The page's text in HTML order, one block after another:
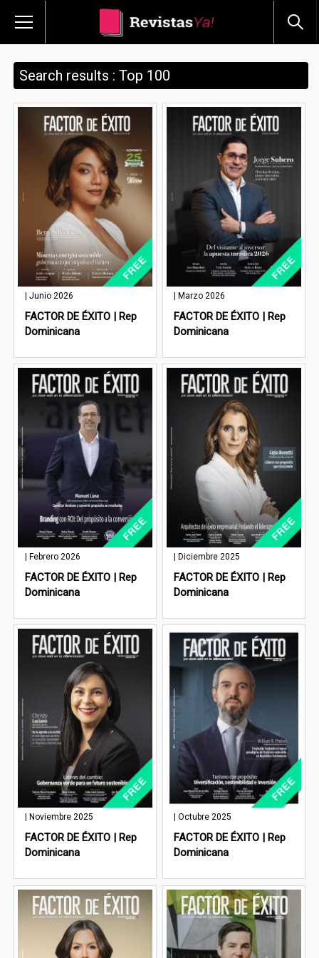
Search results : Top 100
| Junio 2026
FACTOR DE ÉXITO | Rep
Dominicana
| Marzo 2026
FACTOR DE ÉXITO | Rep
Dominicana
| Febrero 2026
FACTOR DE ÉXITO | Rep
Dominicana
| Diciembre 2025
FACTOR DE ÉXITO | Rep
Dominicana
| Noviembre 2025
FACTOR DE ÉXITO | Rep
Dominicana
| Octubre 2025
FACTOR DE ÉXITO | Rep
Dominicana